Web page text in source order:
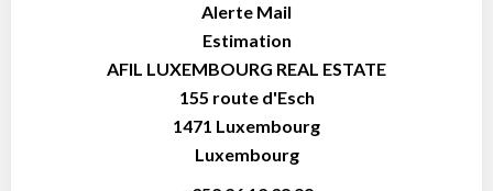
Alerte Mail
Estimation
AFIL LUXEMBOURG REAL ESTATE
155 route d'Esch
1471 Luxembourg
Luxembourg